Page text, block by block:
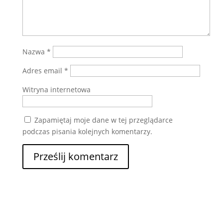
Nazwa *
Adres email *
Witryna internetowa
Zapamiętaj moje dane w tej przeglądarce
podczas pisania kolejnych komentarzy.